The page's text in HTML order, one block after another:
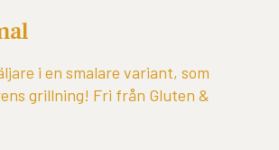
i en smalare variant, som
grillning! Fri från Gluten &